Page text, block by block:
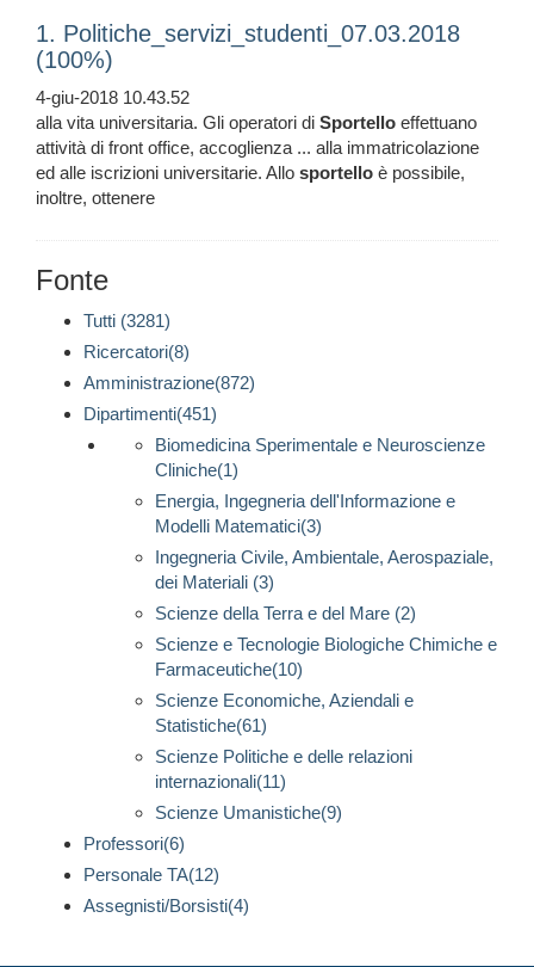
1. Politiche_servizi_studenti_07.03.2018
(100%)
4-giu-2018 10.43.52
alla vita universitaria. Gli operatori di Sportello effettuano
attività di front office, accoglienza ... alla immatricolazione
ed alle iscrizioni universitarie. Allo sportello è possibile,
inoltre, ottenere
Fonte
Tutti (3281)
Ricercatori(8)
Amministrazione(872)
Dipartimenti(451)
Biomedicina Sperimentale e Neuroscienze
Cliniche(1)
Energia, Ingegneria dell'Informazione e
Modelli Matematici(3)
Ingegneria Civile, Ambientale, Aerospaziale,
dei Materiali (3)
Scienze della Terra e del Mare (2)
Scienze e Tecnologie Biologiche Chimiche e
Farmaceutiche(10)
Scienze Economiche, Aziendali e
Statistiche(61)
Scienze Politiche e delle relazioni
internazionali(11)
Scienze Umanistiche(9)
Professori(6)
Personale TA(12)
Assegnisti/Borsisti(4)